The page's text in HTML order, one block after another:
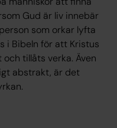
Gud är liv innebär
som orkar lyfta
i Bibeln för att Kristus
tillåts verka. Även
abstrakt, är det